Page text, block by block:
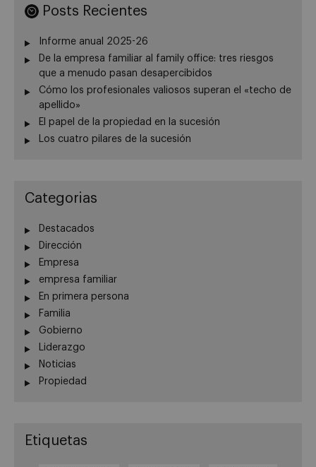
Posts Recientes
Informe anual 2025-26
De la empresa familiar al family office: tres riesgos
que a menudo pasan desapercibidos
Cómo los profesionales valiosos superan el «techo de
apellido»
El papel de la propiedad en la sucesión
Los cuatro pilares de la sucesión
Categorias
Destacados
Dirección
Empresa
empresa familiar
En primera persona
Familia
Gobierno
Liderazgo
Noticias
Propiedad
Etiquetas